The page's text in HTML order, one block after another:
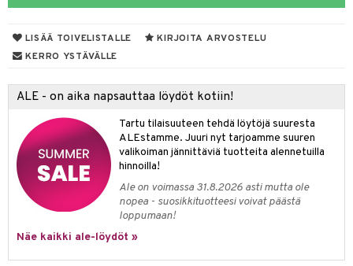
LISÄÄ TOIVELISTALLE
KIRJOITA ARVOSTELU
KERRO YSTÄVÄLLE
ALE - on aika napsauttaa löydöt kotiin!
Tartu tilaisuuteen tehdä löytöjä suuresta
ALEstamme. Juuri nyt tarjoamme suuren
valikoiman jännittäviä tuotteita alennetuilla
hinnoilla!
Ale on voimassa 31.8.2026 asti mutta ole
nopea - suosikkituotteesi voivat päästä
loppumaan!
Näe kaikki ale-löydöt »
tarvikkeita
tekstiilit
koristelu
Saalit